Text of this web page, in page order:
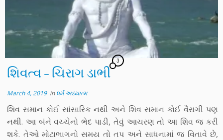
શિવત્વ – ચિરાગ ડાભી
3
March 4, 2019inધર્મ અધ્યાત્મ
શિવ સમાન કોઈ સાંસારિક નથી અને શિવ સમાન કોઈ વૈરાગી પણ
નથી. આ બંને વચ્ચેનો ભેદ પાડી, તેવું આચરણ તો આ શિવ જ કરી
શકે. તેઓ મોટાભાગનો સમય તો તપ અને સાધનામાં જ વિતાવે છે,